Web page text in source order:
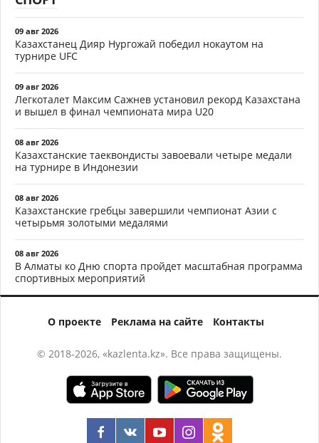
09 авг 2026
Казахстанец Дияр Нургожай победил нокаутом на
турнире UFC
09 авг 2026
Легкоталет Максим Сажнев установил рекорд Казахстана
и вышел в финал чемпионата мира U20
08 авг 2026
Казахстанские таеквондисты завоевали четыре медали
на турнире в Индонезии
08 авг 2026
Казахстанские гребцы завершили чемпионат Азии с
четырьмя золотыми медалями
08 авг 2026
В Алматы ко Дню спорта пройдет масштабная программа
спортивных мероприятий
О проекте Реклама на сайте Контакты
© 2018-2026, «kazlenta.kz». Все права защищены.